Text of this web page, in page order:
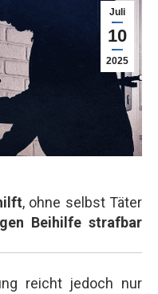
Juli
10
2025
, ohne selbst Täter
Beihilfe strafbar
reicht jedoch nur